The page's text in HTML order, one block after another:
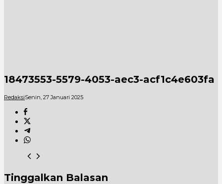
18473553-5579-4053-aec3-acf1c4e603fa
RedaksiSenin, 27 Januari 2025
Tinggalkan Balasan